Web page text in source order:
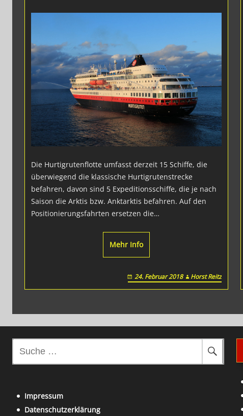
Die Hurtigrutenflotte umfasst derzeit 15 Schiffe, die
überwiegend die klassische Hurtigrutenstrecke
befahren, davon sind 5 Expeditionsschiffe, die je nach
Saison die Arktis bzw. Anktarktis befahren. Auf den
Positionierungsfahrten ersetzen die…
Mehr Info
24. Februar 2018 Horst Reitz
e
Impressum
Datenschutzerklärung